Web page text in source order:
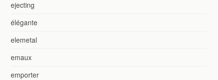
ejecting
élégante
elemetal
emaux
emporter